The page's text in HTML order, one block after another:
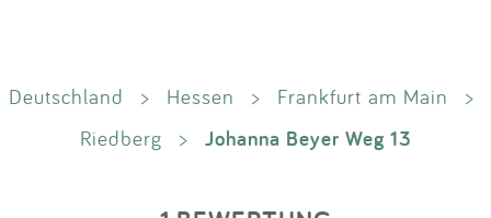
Deutschland > Hessen > Frankfurt am Main
>
Riedberg
> Johanna Beyer Weg 13